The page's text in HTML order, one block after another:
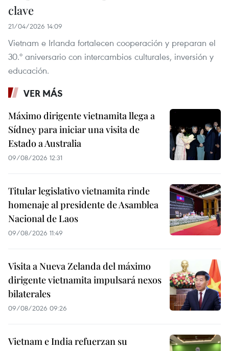
clave
21/04/2026 14:09
Vietnam e Irlanda fortalecen cooperación y preparan el
30.º aniversario con intercambios culturales, inversión y
educación.
VER MÁS
Máximo dirigente vietnamita llega a
Sídney para iniciar una visita de
Estado a Australia
09/08/2026 12:31
Titular legislativo vietnamita rinde
homenaje al presidente de Asamblea
Nacional de Laos
09/08/2026 11:49
Visita a Nueva Zelanda del máximo
dirigente vietnamita impulsará nexos
bilaterales
09/08/2026 09:26
Vietnam e India refuerzan su